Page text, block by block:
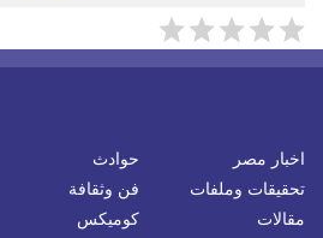
اخبار مصر حوادث
تحقيقات وملفات
فن وثقافة
مقالات
كوميكس